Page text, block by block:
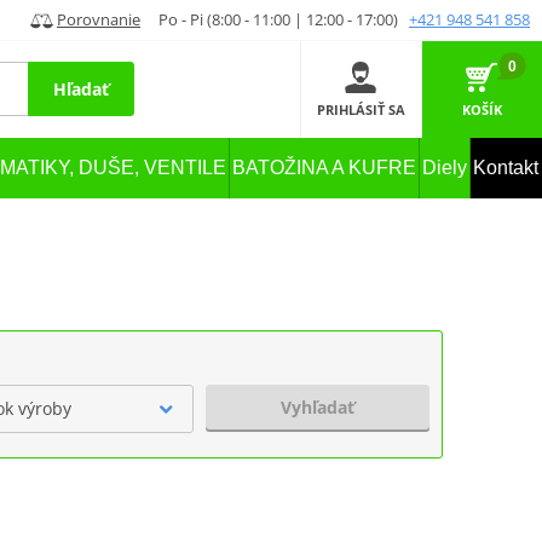
Porovnanie Po - Pi (8:00 - 11:00 | 12:00 - 17:00) +421 948 541 858
Hľadať
PRIHLÁSIŤ SA
0
KOŠÍK
DUŠE, VENTILE BATOŽINA A KUFRE Diely Kontakt
výroby Vyhľadať